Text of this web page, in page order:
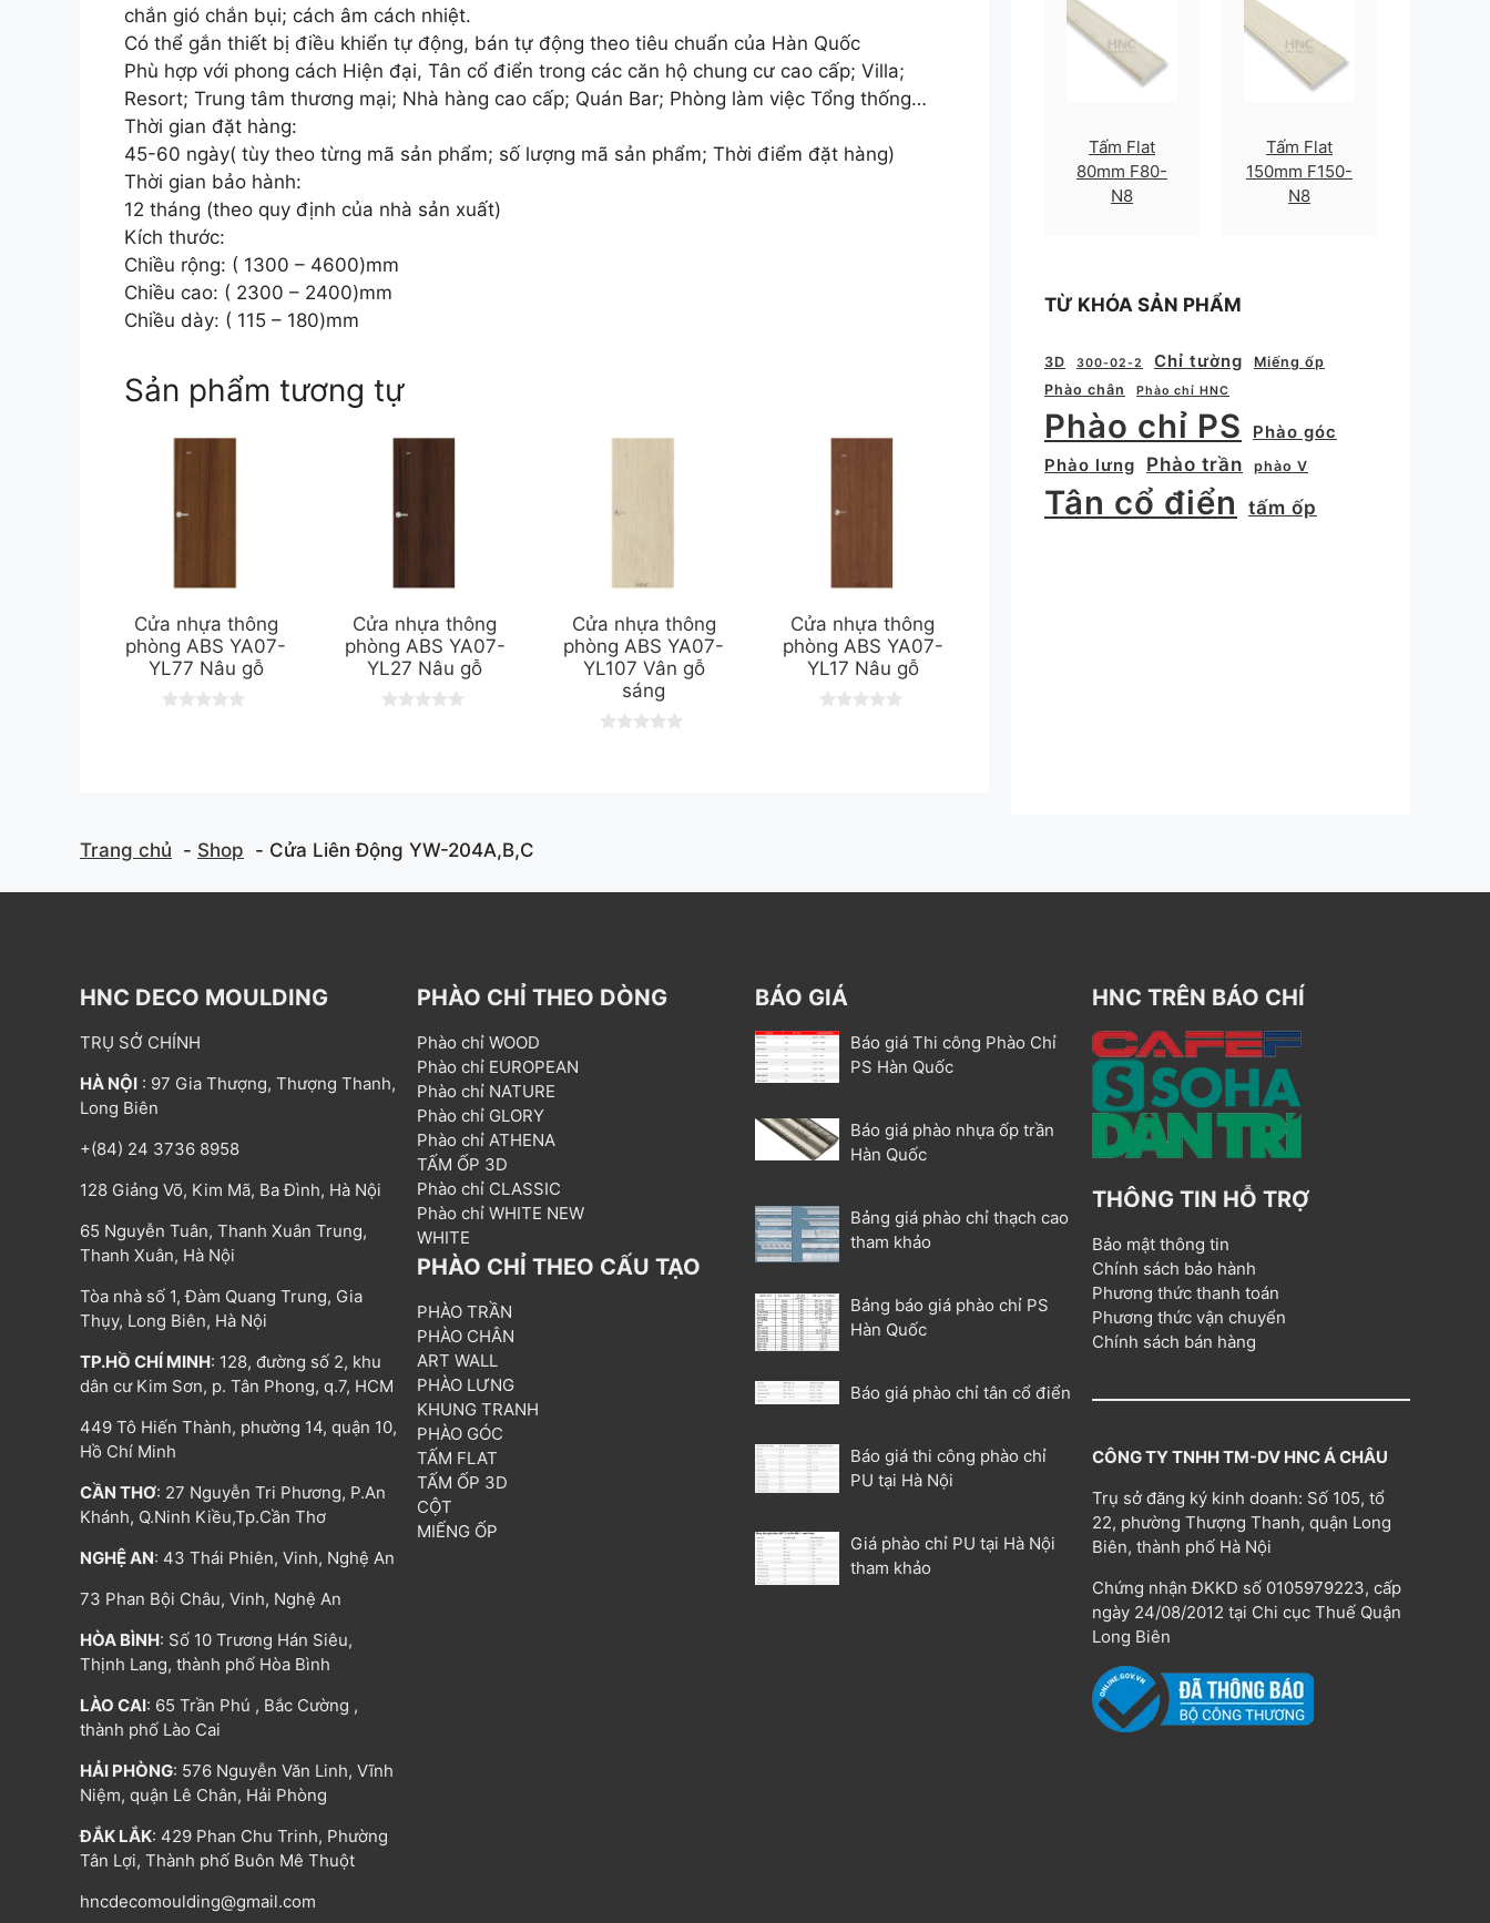
chắn gió chắn bụi; cách âm cách nhiệt.
Có thể gắn thiết bị điều khiển tự động, bán tự động theo tiêu chuẩn của Hàn Quốc
Phù hợp với phong cách Hiện đại, Tân cổ điển trong các căn hộ chung cư cao cấp; Villa;
Resort; Trung tâm thương mại; Nhà hàng cao cấp; Quán Bar; Phòng làm việc Tổng thống…
Thời gian đặt hàng:
45-60 ngày( tùy theo từng mã sản phẩm; số lượng mã sản phẩm; Thời điểm đặt hàng)
Thời gian bảo hành:
12 tháng (theo quy định của nhà sản xuất)
Kích thước:
Chiều rộng: ( 1300 – 4600)mm
Chiều cao: ( 2300 – 2400)mm
Chiều dày: ( 115 – 180)mm
Sản phẩm tương tự
Cửa nhựa thông
phòng ABS YA07-
YL77 Nâu gỗ
Cửa nhựa thông
phòng ABS YA07-
YL27 Nâu gỗ
Cửa nhựa thông
phòng ABS YA07-
YL107 Vân gỗ
sáng
Cửa nhựa thông
phòng ABS YA07-
YL17 Nâu gỗ
Tấm Flat
80mm F80-
N8
Tấm Flat
150mm F150-
N8
TỪ KHÓA SẢN PHẨM
3D 300-02-2 Chỉ tường
Miếng ốp
Phào chân
Phào chỉ HNC
Phào chỉ PS
Phào góc
Phào lưng
Phào trần phào V
Tân cổ điển tấm ốp
Trang chủ Shop Cửa Liên Động YW-204A,B,C
HNC DECO MOULDING
TRỤ SỞ CHÍNH
HÀ NỘI : 97 Gia Thượng, Thượng Thanh,
Long Biên
+(84) 24 3736 8958
128 Giảng Võ, Kim Mã, Ba Đình, Hà Nội
65 Nguyễn Tuân, Thanh Xuân Trung,
Thanh Xuân, Hà Nội
Tòa nhà số 1, Đàm Quang Trung, Gia
Thụy, Long Biên, Hà Nội
TP.HỒ CHÍ MINH: 128, đường số 2, khu
dân cư Kim Sơn, p. Tân Phong, q.7, HCM
449 Tô Hiến Thành, phường 14, quận 10,
Hồ Chí Minh
CẦN THƠ: 27 Nguyễn Tri Phương, P.An
Khánh, Q.Ninh Kiều,Tp.Cần Thơ
NGHỆ AN: 43 Thái Phiên, Vinh, Nghệ An
73 Phan Bội Châu, Vinh, Nghệ An
HÒA BÌNH: Số 10 Trương Hán Siêu,
Thịnh Lang, thành phố Hòa Bình
LÀO CAI: 65 Trần Phú , Bắc Cường ,
thành phố Lào Cai
HẢI PHÒNG: 576 Nguyễn Văn Linh, Vĩnh
Niệm, quận Lê Chân, Hải Phòng
ĐẮK LẮK: 429 Phan Chu Trinh, Phường
Tân Lợi, Thành phố Buôn Mê Thuột
hncdecomoulding@gmail.com
PHÀO CHỈ THEO DÒNG
Phào chỉ WOOD
Phào chỉ EUROPEAN
Phào chỉ NATURE
Phào chỉ GLORY
Phào chỉ ATHENA
TẤM ỐP 3D
Phào chỉ CLASSIC
Phào chỉ WHITE NEW
WHITE
PHÀO CHỈ THEO CẤU TẠO
PHÀO TRẦN
PHÀO CHÂN
ART WALL
PHÀO LƯNG
KHUNG TRANH
PHÀO GÓC
TẤM FLAT
TẤM ỐP 3D
CỘT
MIẾNG ỐP
BÁO GIÁ
Báo giá Thi công Phào Chỉ
PS Hàn Quốc
Báo giá phào nhựa ốp trần
Hàn Quốc
Bảng giá phào chỉ thạch cao
tham khảo
Bảng báo giá phào chỉ PS
Hàn Quốc
Báo giá phào chỉ tân cổ điển
Báo giá thi công phào chỉ
PU tại Hà Nội
Giá phào chỉ PU tại Hà Nội
tham khảo
HNC TRÊN BÁO CHÍ
THÔNG TIN HỖ TRỢ
Bảo mật thông tin
Chính sách bảo hành
Phương thức thanh toán
Phương thức vận chuyển
Chính sách bán hàng
CÔNG TY TNHH TM-DV HNC Á CHÂU
Trụ sở đăng ký kinh doanh: Số 105, tổ
22, phường Thượng Thanh, quận Long
Biên, thành phố Hà Nội
Chứng nhận ĐKKD số 0105979223, cấp
ngày 24/08/2012 tại Chi cục Thuế Quận
Long Biên